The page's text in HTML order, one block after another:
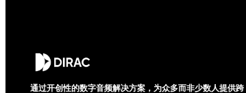
通过开创性的数字音频解决方案，为众多而非少数人提供跨